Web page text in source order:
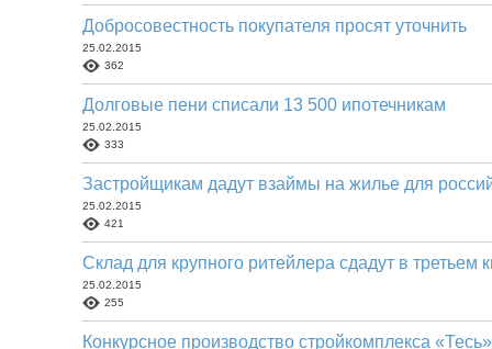
Добросовестность покупателя просят уточнить
25.02.2015
362
Долговые пени списали 13 500 ипотечникам
25.02.2015
333
Застройщикам дадут взаймы на жилье для
25.02.2015
421
Склад для крупного ритейлера сдадут в третьем
25.02.2015
255
Конкурсное производство стройкомплекса